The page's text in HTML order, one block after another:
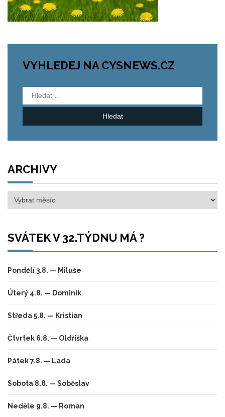
VYHLEDEJ NA CYSNEWS.CZ
Vyhledávání
ARCHIVY
Archivy
SVÁTEK V 32.TÝDNU MÁ ?
Pondělí 3.8. — Miluše
Úterý 4.8. — Dominik
Středa 5.8. — Kristian
Čtvrtek 6.8. — Oldřiška
Pátek 7.8. — Lada
Sobota 8.8. — Soběslav
Neděle 9.8. — Roman